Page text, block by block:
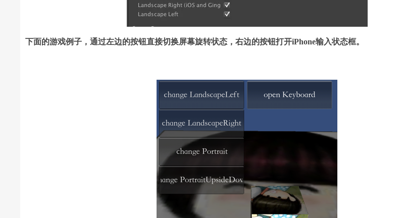
下面的游戏例子，通过左边的按钮直接切换屏幕旋转状态，右边的按钮打开iPhone输入状态框。